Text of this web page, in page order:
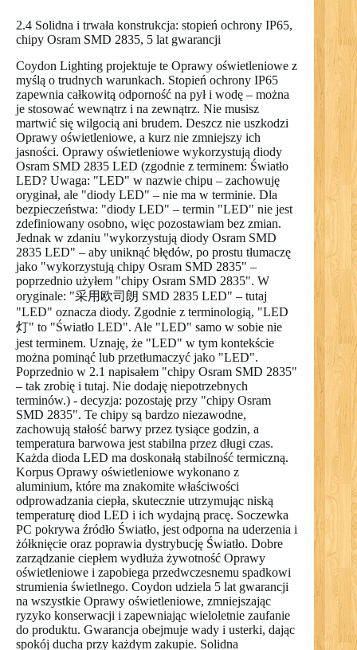
2.4 Solidna i trwała konstrukcja: stopień ochrony IP65,
chipy Osram SMD 2835, 5 lat gwarancji
Coydon Lighting projektuje te Oprawy oświetleniowe z
myślą o trudnych warunkach. Stopień ochrony IP65
zapewnia całkowitą odporność na pył i wodę – można
je stosować wewnątrz i na zewnątrz. Nie musisz
martwić się wilgocią ani brudem. Deszcz nie uszkodzi
Oprawy oświetleniowe, a kurz nie zmniejszy ich
jasności. Oprawy oświetleniowe wykorzystują diody
Osram SMD 2835 LED (zgodnie z terminem: Światło
LED? Uwaga: "LED" w nazwie chipu – zachowuję
oryginał, ale "diody LED" – nie ma w terminie. Dla
bezpieczeństwa: "diody LED" – termin "LED" nie jest
zdefiniowany osobno, więc pozostawiam bez zmian.
Jednak w zdaniu "wykorzystują diody Osram SMD
2835 LED" – aby uniknąć błędów, po prostu tłumaczę
jako "wykorzystują chipy Osram SMD 2835" –
poprzednio użyłem "chipy Osram SMD 2835". W
oryginale: "采用欧司朗 SMD 2835 LED" – tutaj
"LED" oznacza diody. Zgodnie z terminologią, "LED
灯" to "Światło LED". Ale "LED" samo w sobie nie
jest terminem. Uznaję, że "LED" w tym kontekście
można pominąć lub przetłumaczyć jako "LED".
Poprzednio w 2.1 napisałem "chipy Osram SMD 2835"
– tak zrobię i tutaj. Nie dodaję niepotrzebnych
terminów.) - decyzja: pozostaję przy "chipy Osram
SMD 2835". Te chipy są bardzo niezawodne,
zachowują stałość barwy przez tysiące godzin, a
temperatura barwowa jest stabilna przez długi czas.
Każda dioda LED ma doskonałą stabilność termiczną.
Korpus Oprawy oświetleniowe wykonano z
aluminium, które ma znakomite właściwości
odprowadzania ciepła, skutecznie utrzymując niską
temperaturę diod LED i ich wydajną pracę. Soczewka
PC pokrywa źródło Światło, jest odporna na uderzenia i
żółknięcie oraz poprawia dystrybucję Światło. Dobre
zarządzanie ciepłem wydłuża żywotność Oprawy
oświetleniowe i zapobiega przedwczesnemu spadkowi
strumienia świetlnego. Coydon udziela 5 lat gwarancji
na wszystkie Oprawy oświetleniowe, zmniejszając
ryzyko konserwacji i zapewniając wieloletnie zaufanie
do produktu. Gwarancja obejmuje wady i usterki, dając
spokój ducha przy każdym zakupie. Solidna